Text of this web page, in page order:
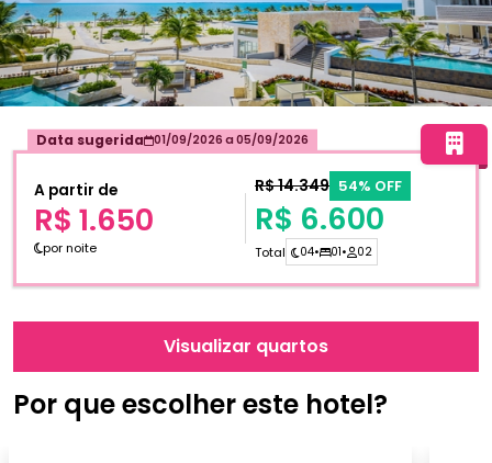
Por que escolher este hotel?
Data sugerida 01/09/2026 a 05/09/2026
A partir de
R$ 1.650
por noite
R$ 14.349 54% OFF
R$ 6.600
Total 04• 01• 02
Visualizar quartos